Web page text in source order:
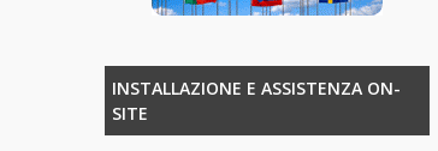
INSTALLAZIONE E ASSISTENZA ON-
SITE